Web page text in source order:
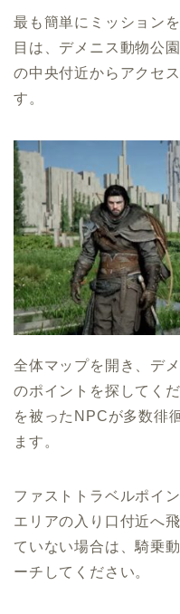
最も簡単にミッション
目は、デメニス動物公
の中央付近からアクセ
す。
全体マップを開き、デ
のポイントを探してく
を被ったNPCが多数徘
ます。
ファストトラベルポイ
エリアの入り口付近へ
ていない場合は、騎乗
ーチしてください。